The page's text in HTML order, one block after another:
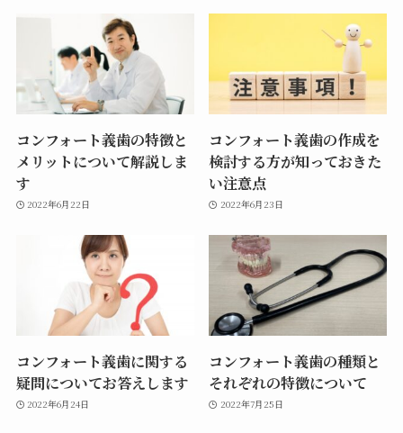
コンフォート義歯の特徴と
メリットについて解説しま
す
2022年6月22日
コンフォート義歯の作成を
検討する方が知っておきた
い注意点
2022年6月23日
コンフォート義歯に関する
疑問についてお答えします
2022年6月24日
コンフォート義歯の種類と
それぞれの特徴について
2022年7月25日